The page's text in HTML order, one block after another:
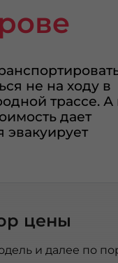
не на ходу в
трассе.
дает
цены
и далее по